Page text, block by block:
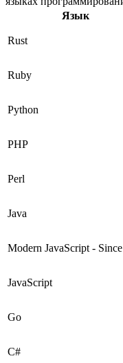
Язык
Rust
Ruby
Python
PHP
Perl
Java
Modern JavaScript -
JavaScript
Go
C#